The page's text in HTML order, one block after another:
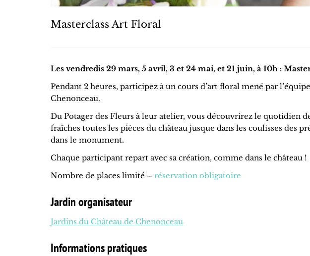
Masterclass Art Floral
Les vendredis 29 mars, 5 avril, 3 et 24 mai, et 21 juin, à 10h :
Pendant 2 heures, participez à un cours d’art floral mené par
Chenonceau.
Du Potager des Fleurs à leur atelier, vous découvrirez le quotidien
fraîches toutes les pièces du château jusque dans les coulisses des
dans le monument.
Chaque participant repart avec sa création, comme dans le château !
Nombre de places limité – réservation obligatoire
Jardin organisateur
Jardins du Château de Chenonceau
Informations pratiques